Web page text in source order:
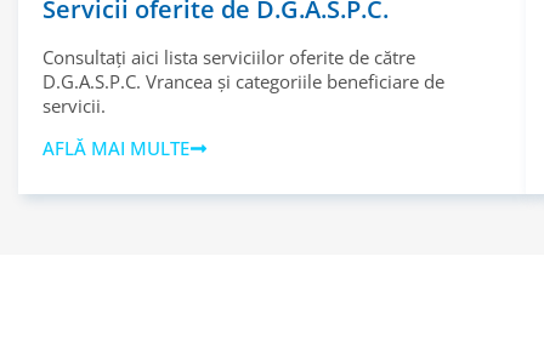
Servicii oferite de D.G.A.S.P.C.
Consultați aici lista serviciilor oferite de către
D.G.A.S.P.C. Vrancea și categoriile beneficiare de
servicii.
AFLĂ MAI MULTE